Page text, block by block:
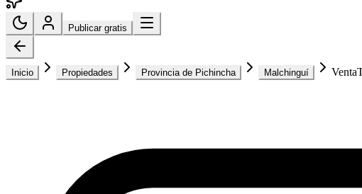
Publicar gratis
Inicio Propiedades Provincia de Pichincha Malchinguí